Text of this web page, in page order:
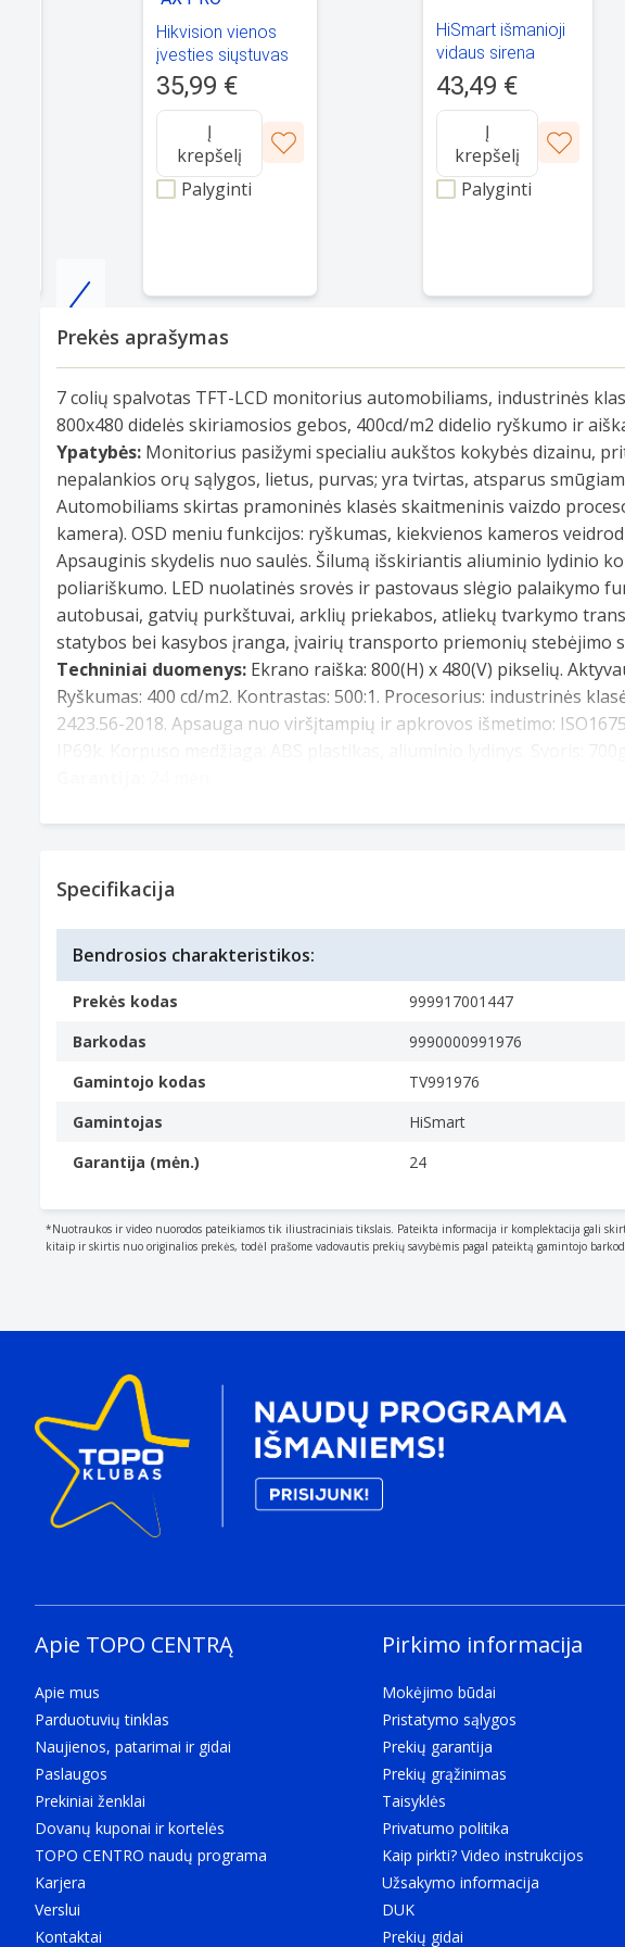
Hikvision vienos
įvesties siųstuvas
DS-PM1-I1-WE AX
PRO
35,99 €
Į
krepšelį
Palyginti
HiSmart išmanioji
vidaus sirena
HomeSiren
43,49 €
Į
krepšelį
Palyginti
25
Prekės aprašymas
7 colių spalvotas TFT-LCD monitorius automobiliams, industrinės
800x480 didelės skiriamosios gebos, 400cd/m2 didelio ryškumo ir
Ypatybės: Monitorius pasižymi specialiu aukštos kokybės dizainu,
nepalankios orų sąlygos, lietus, purvas; yra tvirtas, atsparus
Automobiliams skirtas pramoninės klasės skaitmeninis vaizdo
kamera). OSD meniu funkcijos: ryškumas, kiekvienos kameros
Apsauginis skydelis nuo saulės. Šilumą išskiriantis aliuminio lydinio
poliariškumo. LED nuolatinės srovės ir pastovaus slėgio palaikymo
autobusai, gatvių purkštuvai, arklių priekabos, atliekų tvarkymo
statybos bei kasybos įranga, įvairių transporto priemonių stebėjimo
Techniniai duomenys: Ekrano raiška: 800(H) x 480(V) pikselių.
Ryškumas: 400 cd/m2. Kontrastas: 500:1. Procesorius: industrinės
2423.56-2018. Apsauga nuo viršįtampių ir apkrovos išmetimo:
*Nuotraukos pateikiamos tik iliustraciniais tikslais. Pateikta informacija gali skirtis priklausomai nuo regiono ar
Specifikacija
Bendrosios charakteristikos:
Prekės kodas
999917001447
Barkodas
9990000991976
Gamintojo kodas
TV991976
Gamintojas
HiSmart
Garantija (mėn.)
24
*Nuotraukos ir video nuorodos pateikiamos tik iliustraciniais tikslais. Pateikta informacija ir komplektacija gali
kitaip ir skirtis nuo originalios prekės, todėl prašome vadovautis prekių savybėmis pagal pateiktą gamintojo
Apie TOPO CENTRĄ
Apie mus
Parduotuvių tinklas
Naujienos, patarimai ir gidai
Paslaugos
Prekiniai ženklai
Dovanų kuponai ir kortelės
TOPO CENTRO naudų programa
Karjera
Verslui
Kontaktai
Pirkimo informacija
Mokėjimo būdai
Pristatymo sąlygos
Prekių garantija
Prekių grąžinimas
Taisyklės
Privatumo politika
Kaip pirkti? Video instrukcijos
Užsakymo informacija
DUK
Prekių gidai